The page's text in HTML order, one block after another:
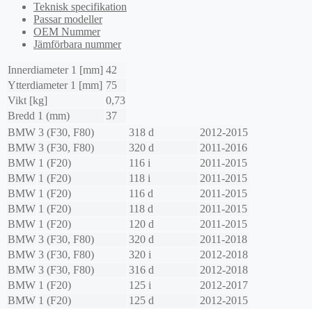
Teknisk specifikation
Passar modeller
OEM Nummer
Jämförbara nummer
Innerdiameter 1 [mm] 42
Ytterdiameter 1 [mm] 75
Vikt [kg]
0,73
Bredd 1 (mm)
37
BMW 3 (F30, F80) 318 d
2012-2015
BMW 3 (F30, F80) 320 d
2011-2016
BMW 1 (F20) 116 i
2011-2015
BMW 1 (F20) 118 i
2011-2015
BMW 1 (F20) 116 d
2011-2015
BMW 1 (F20) 118 d
2011-2015
BMW 1 (F20) 120 d
2011-2015
BMW 3 (F30, F80) 320 d
2011-2018
BMW 3 (F30, F80) 320 i
2012-2018
BMW 3 (F30, F80) 316 d
2012-2018
BMW 1 (F20) 125 i
2012-2017
BMW 1 (F20) 125 d
2012-2015